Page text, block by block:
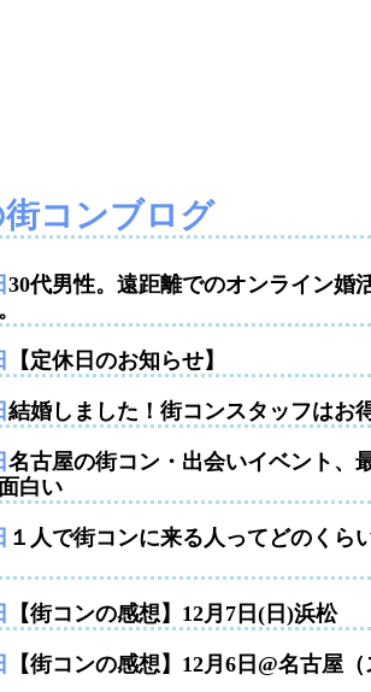
コンブログ
30代男性。遠距離でのオンライン婚
【定休日のお知らせ】
結婚しました！街コンスタッフはお
名古屋の街コン・出会いイベント、
白い
１人で街コンに来る人ってどのくら
【街コンの感想】12月7日(日)浜松
【街コンの感想】12月6日@名古屋（